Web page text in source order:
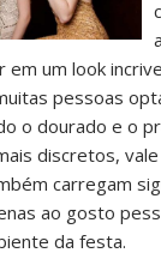
um look
pessoas
o dourado e o
discretos,
carregam
ao gosto
da festa.